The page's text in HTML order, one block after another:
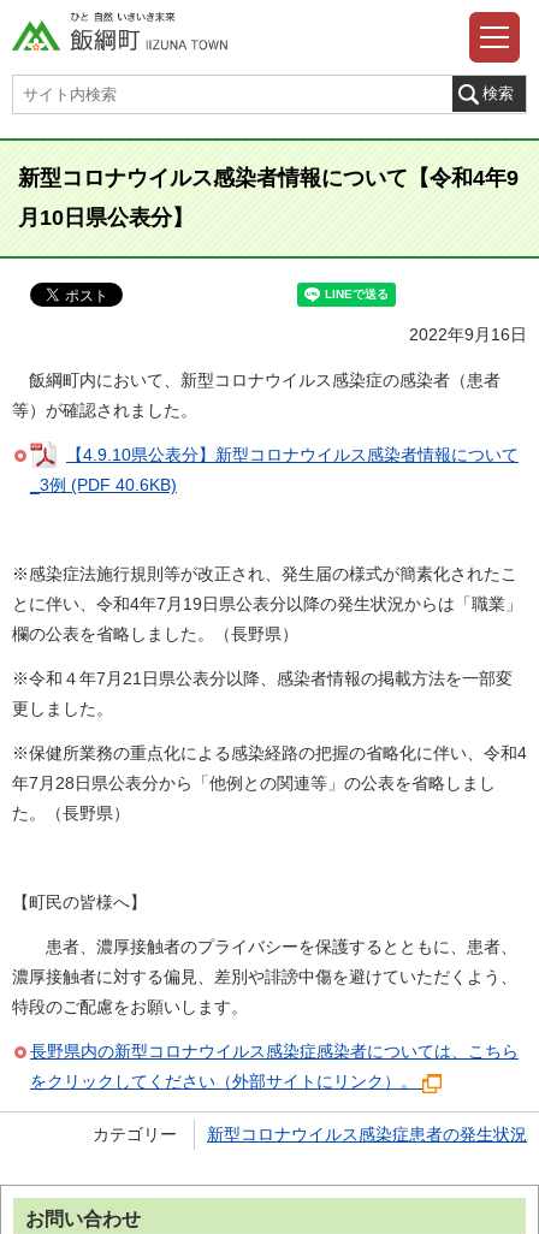
新型コロナウイルス感染者情報について【令和4年9
月10日県公表分】
2022年9月16日
飯綱町内において、新型コロナウイルス感染症の感染者（患者
等）が確認されました。
【4.9.10県公表分】新型コロナウイルス感染者情報について
_3例 (PDF 40.6KB)
※感染症法施行規則等が改正され、発生届の様式が簡素化されたこ
とに伴い、令和4年7月19日県公表分以降の発生状況からは「職業」
欄の公表を省略しました。（長野県）
※令和４年7月21日県公表分以降、感染者情報の掲載方法を一部変
更しました。
※保健所業務の重点化による感染経路の把握の省略化に伴い、令和4
年7月28日県公表分から「他例との関連等」の公表を省略しまし
た。（長野県）
【町民の皆様へ】
患者、濃厚接触者のプライバシーを保護するとともに、患者、
濃厚接触者に対する偏見、差別や誹謗中傷を避けていただくよう、
特段のご配慮をお願いします。
長野県内の新型コロナウイルス感染症感染者については、こちら
をクリックしてください（外部サイトにリンク）。
カテゴリー 新型コロナウイルス感染症患者の発生状況
お問い合わせ